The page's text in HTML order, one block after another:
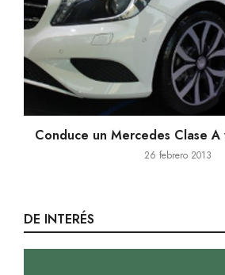
Conduce un Mercedes Clase
26 febrero 2013
DE INTERÉS